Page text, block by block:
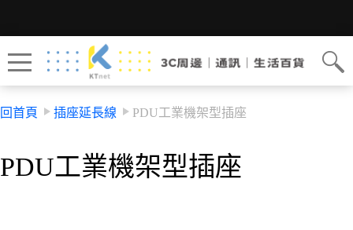
回首頁 插座延長線 PDU工業機架型插座
PDU工業機架型插座